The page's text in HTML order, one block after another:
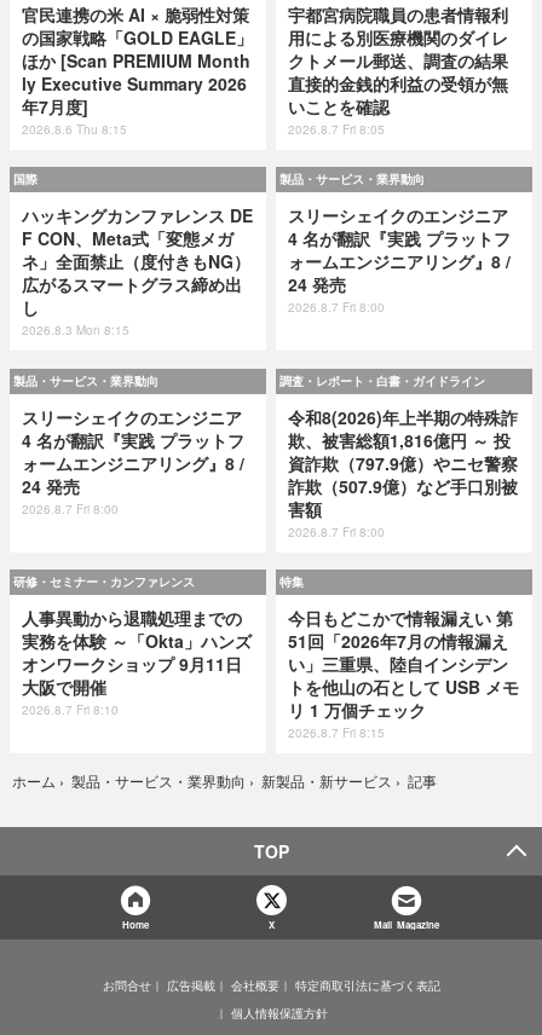
官民連携の米 AI × 脆弱性対策
の国家戦略「GOLD EAGLE」
ほか [Scan PREMIUM Month
ly Executive Summary 2026
年7月度]
2026.8.6 Thu 8:15
宇都宮病院職員の患者情報利
用による別医療機関のダイレ
クトメール郵送、調査の結果
直接的金銭的利益の受領が無
いことを確認
2026.8.7 Fri 8:05
国際
ハッキングカンファレンス DE
F CON、Meta式「変態メガ
ネ」全面禁止（度付きもNG）
広がるスマートグラス締め出
し
2026.8.3 Mon 8:15
製品・サービス・業界動向
スリーシェイクのエンジニア
4 名が翻訳『実践 プラットフ
ォームエンジニアリング』8 /
24 発売
2026.8.7 Fri 8:00
製品・サービス・業界動向
スリーシェイクのエンジニア
4 名が翻訳『実践 プラットフ
ォームエンジニアリング』8 /
24 発売
2026.8.7 Fri 8:00
調査・レポート・白書・ガイドライン
令和8(2026)年上半期の特殊詐
欺、被害総額1,816億円 ～ 投
資詐欺（797.9億）やニセ警察
詐欺（507.9億）など手口別被
害額
2026.8.7 Fri 8:00
研修・セミナー・カンファレンス
人事異動から退職処理までの
実務を体験 ～「Okta」ハンズ
オンワークショップ 9月11日
大阪で開催
2026.8.7 Fri 8:10
特集
今日もどこかで情報漏えい 第
51回「2026年7月の情報漏え
い」三重県、陸自インシデン
トを他山の石として USB メモ
リ 1 万個チェック
2026.8.7 Fri 8:15
ホーム › 製品・サービス・業界動向 › 新製品・新サービス › 記事
TOP
Home X Mail Magazine
お問合せ 広告掲載 会社概要
特定商取引法に基づく表記
個人情報保護方針